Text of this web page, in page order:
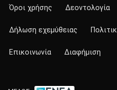
Όροι χρήσης Δεοντολογία
Δήλωση εχεμύθειας
Επικοινωνία Διαφήμιση